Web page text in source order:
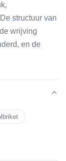
structuur van
wrijving
en de